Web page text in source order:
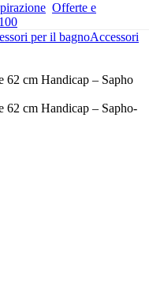
Offerte e
per il bagnoAccessori